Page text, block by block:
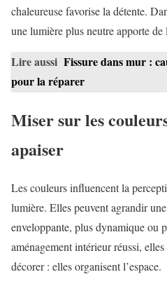
chaleureuse favorise la détente.
une lumière plus neutre apporte de
Lire aussi Fissure dans mur :
pour la réparer
Miser sur les
apaiser
Les couleurs influencent la
lumière. Elles peuvent agrandir
enveloppante, plus dynamique ou
aménagement intérieur réussi,
décorer : elles organisent l’espace.